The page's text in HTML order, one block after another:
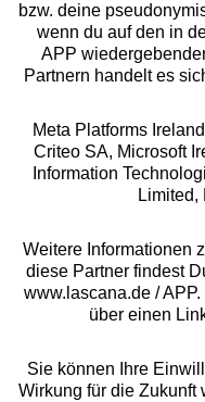
Rechtliches
Alle Preise inkl. MwSt., zzgl.
** Bonität vorausgesetzt,
bzw. deine
wenn du auf den in
APP
Partnern handelt es
Meta Platforms
Criteo SA, Microsoft
Information
Limited,
Weitere Informationen
diese Partner findest
www.lascana.de /
über einen
Sie können Ihre
Wirkung für die Zukunft